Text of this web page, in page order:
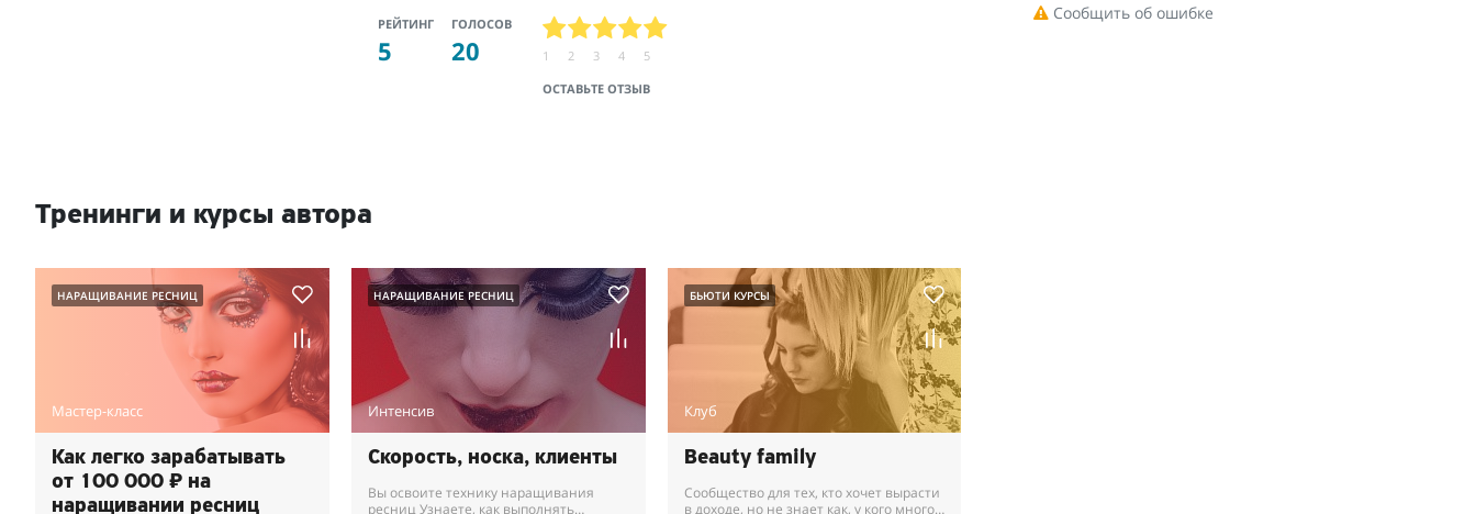
РЕЙТИНГ
5
ГОЛОСОВ
20
ОСТАВЬТЕ ОТЗЫВ
1 2 3 4 5
Тренинги и курсы автора
НАРАЩИВАНИЕ РЕСНИЦ
Мастер-класс
Как легко зарабатывать
от 100 000 ₽ на
наращивании ресниц
НАРАЩИВАНИЕ РЕСНИЦ
Интенсив
Скорость, носка, клиенты
Вы освоите технику наращивания
ресниц Узнаете, как выполнять
БЬЮТИ КУРСЫ
Клуб
Beauty family
Сообщество для тех, кто хочет вырасти
в доходе, но не знает как, у кого много
Сообщить об ошибке